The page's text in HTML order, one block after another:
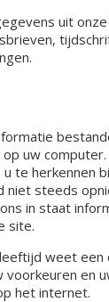
uit
uw computer.
te herkennen
niet steeds
in staat
site.
weet een
voorkeuren en
het internet.